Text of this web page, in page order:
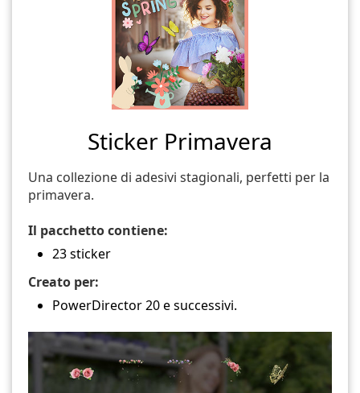
Sticker Primavera
Una collezione di adesivi stagionali, perfetti per la
primavera.
Il pacchetto contiene:
23 sticker
Creato per:
PowerDirector 20 e successivi.